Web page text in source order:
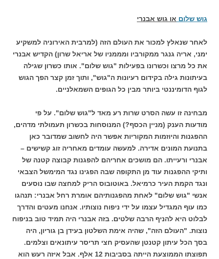
גוש שלום או גוש אבנרי
לאחר שנאלץ למכור את העולם הזה (למרבית האירוניה למשקיע
ימני, אריה גנגר ממקורביו ומממניו של אריאל שרון) הקדיש אבנרי
את כל מרצו וכשרונו בפעילות "גוש שלום". אותו כשרון שגילה
בעיתונות גילה בקידום רעיונות ה"גוש", ותוך זמן קצר הפך הגוש
לגוף הדומיננטי ביותר מבין כל הגופים השמאלניים.
מבחינה זו עשה הסרט שרות רע מאד ל"גוש שלום". על פי
מודעות הענק (מניין הכסף?) המנוסחות בכשרון תעמולתי מדהים,
ההפגנות והיוזמות המקוריות אפשר היה לחשוב שמדובר כאן
בתנועת המונים אדירה. למעשה עומדים מאחריה זוג קשישים –
אבנרי ורעייתו. הם מושכים אחריהם להפגנות קבוצה קטנה של
ותיקי ההפגנות עוד מן התקופה שבה הפגינו נגד המימשל הצבאי
ונגד הקמת העיר כרמיאל. באוטובוס הריק למחצה שבו נוסעים
אנשי "גוש שלום" לאחת מהפגנותיהם אומרת רחל אבנרי: תנהגו
כמו עוף המגדיל עצמו על ידי ניפוח נוצותיו. אנחנו מעטים והדרך
לבלוט היא להניף הרבה שלטים. בזה אבנרי היה תמיד טוב בניפוח
נוצות. "העולם הזה", שהיה אימת השלטון בעידן בן גוריון, היה
בסך הכל עיתון קטנטן שהעסיק חצי תריסר עיתונאים וצלמים.
תפוצתו הממוצעת הייתה בסביבות 12 אלף. אבל איזה רעש הוא